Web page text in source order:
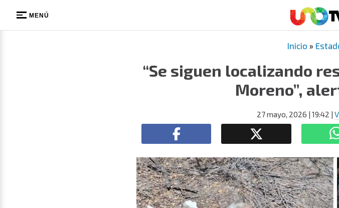
MENÚ
Inicio »
“Se siguen localizando
Moreno”,
27 mayo, 2026 | 19:42 |